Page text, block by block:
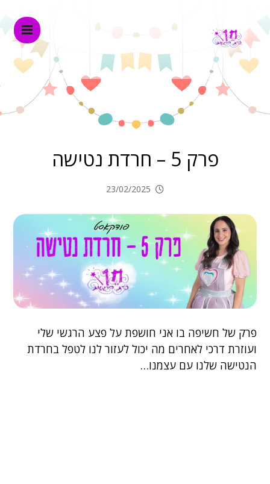
פרק 5 – חרדת נטישה
23/02/2025
פרק של חשיפה בו אני חושפת על פצע הרגשי שלי
ועוזרת דרכי לאחרים מה יכול לעזור לנו לטפל בחרדת
הנטישה שלנו עם עצמנו…